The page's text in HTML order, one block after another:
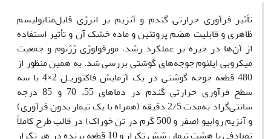
تأثیر فرآوری حرارتی گندم و آنزیم بر انرژی قابل‌متابولیسم
ظاهری و قابلیت هضم پروتئین و ماده خشک آن و تأثیر استفاده
از آن‌ها در جیره بر عملکرد رشد، مورفولوژی ژژنوم و جمعیت
میکروبی ایلئوم جوجه‌های گوشتی بررسی شد. به همین منظور از
480 قطعه جوجه گوشتی در یک آزمایش فاکتوریـل 2×4 با سه
سطح فرآوری حرارتی گندم در دماهای 55، 70 و 85 درجه
سانتی‌گراد به‌مدت 2/5 دقیقه (همراه با یک تیمار بدون فرآوری)
و آنزیم روابیو (صفر و 500 گرم در تن خوراک) در قالب طرح کاملاً
تصادفی با هشت تیمار، شش تکرار و 10 قطعه پرنده در هر تکرار